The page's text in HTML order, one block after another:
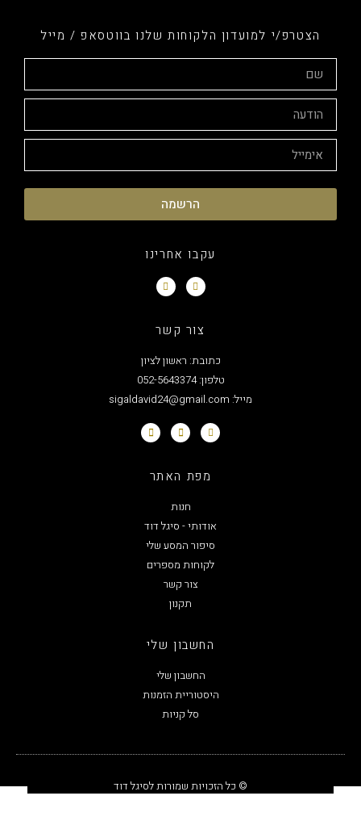
הצטרפ/י למועדון הלקוחות שלנו בווטסאפ / מייל
הרשמה
עקבו אחרינו
צור קשר
כתובת: ראשון לציון
טלפון: 052-5643374
מפת האתר
אודותי - סיגל דוד
סיפור המסע שלי
לקוחות מספרים
צור קשר
החשבון שלי
החשבון שלי
היסטוריית הזמנות
סל קניות
© כל הזכויות שמורות לסיגל דוד